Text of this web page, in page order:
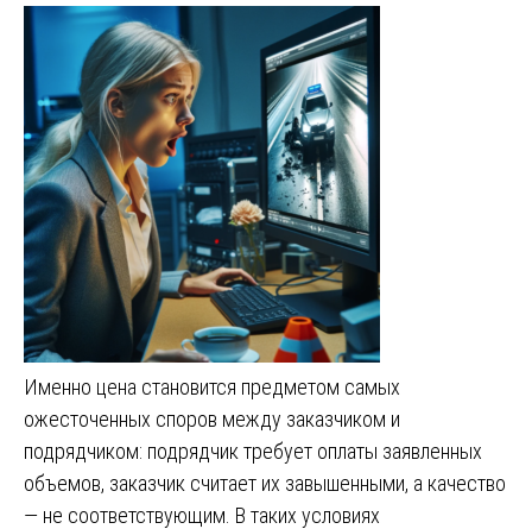
Именно цена становится предметом самых
ожесточенных споров между заказчиком и
подрядчиком: подрядчик требует оплаты заявленных
объемов, заказчик считает их завышенными, а качество
— не соответствующим. В таких условиях